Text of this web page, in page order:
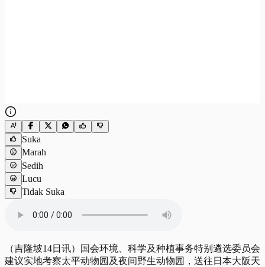
Suka
Marah
Sedih
Lucu
Tidak Suka
（吉隆坡14日讯）国会环境、科学及种植事务特别遴选委员会
建议实地考察太平动物园及夜间野生动物园，送往日本大阪天